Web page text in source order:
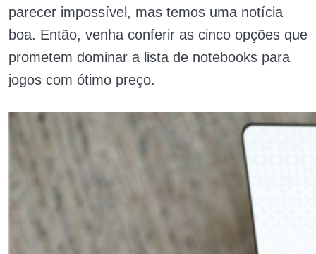
parecer impossível, mas temos uma notícia
boa. Então, venha conferir as cinco opções que
prometem dominar a lista de notebooks para
jogos com ótimo preço.